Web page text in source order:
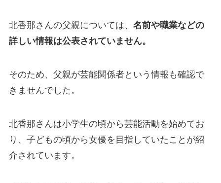
北香那さんの父親については、 名前や職業などの
詳しい情報は公表されていません。
そのため、父親が芸能関係者という情報も確認で
きませんでした。
北香那さんは小学生の頃から芸能活動を始めてお
り、子どもの頃から女優を目指していたことが紹
介されています。